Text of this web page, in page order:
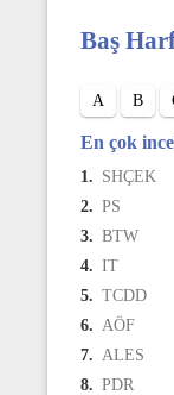
Baş
A B
En çok
1. SHÇEK
2. PS
3. BTW
4. IT
5. TCDD
6. AÖF
7. ALES
8. PDR